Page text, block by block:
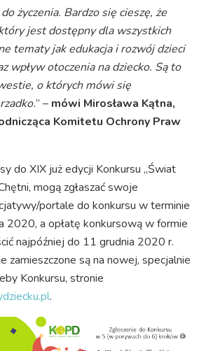
życzenia. Bardzo się cieszę, że
jest dostępny dla wszystkich
tematy jak edukacja i rozwój dzieci
wpływ otoczenia na dziecko. Są to
o których mówi się
” – mówi Mirosława Kątna,
Komitetu Ochrony Praw
do XIX już edycji Konkursu „Świat
mogą zgłaszać swoje
portale do konkursu w terminie
2020, a opłatę konkursową w formie
najpóźniej do 11 grudnia 2020 r.
zamieszczone są na nowej, specjalnie
Konkursu, stronie
.